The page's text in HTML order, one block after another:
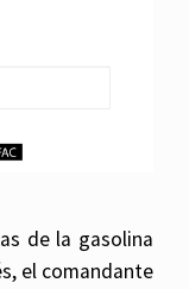
de la gasolina
el comandante